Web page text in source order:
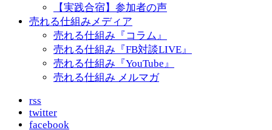
【実践合宿】参加者の声
売れる仕組みメディア
売れる仕組み『コラム』
売れる仕組み『FB対談LIVE』
売れる仕組み『YouTube』
売れる仕組み メルマガ
rss
twitter
facebook